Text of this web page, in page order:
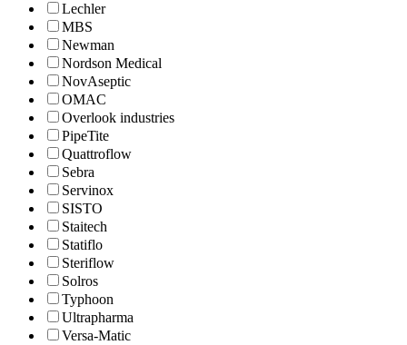
Lechler
MBS
Newman
Nordson Medical
NovAseptic
OMAC
Overlook industries
PipeTite
Quattroflow
Sebra
Servinox
SISTO
Staitech
Statiflo
Steriflow
Solros
Typhoon
Ultrapharma
Versa-Matic